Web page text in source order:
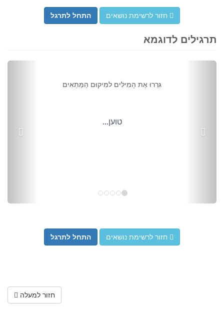
חזור לרשימת נושאים התחל לתרגל
תרגילים לדוגמא
גִּרְרוּ אֶת הָמִילִּים למִיקוּם הַמַּתְאִים
חזור לרשימת נושאים התחל לתרגל
חזור למעלה